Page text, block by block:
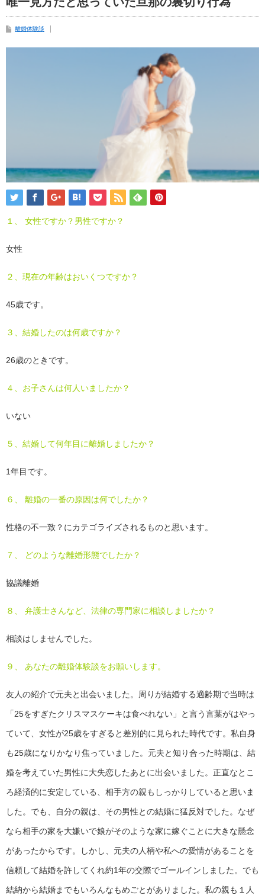
離婚体験談
１、 女性ですか？男性ですか？
女性
２、現在の年齢はおいくつですか？
45歳です。
３、結婚したのは何歳ですか？
26歳のときです。
４、お子さんは何人いましたか？
いない
５、結婚して何年目に離婚しましたか？
1年目です。
６、 離婚の一番の原因は何でしたか？
性格の不一致？にカテゴライズされるものと思います。
７、 どのような離婚形態でしたか？
協議離婚
８、 弁護士さんなど、法律の専門家に相談しましたか？
相談はしませんでした。
９、 あなたの離婚体験談をお願いします。
友人の紹介で元夫と出会いました。周りが結婚する適齢期で当時は
「25をすぎたクリスマスケーキは食べれない」と言う言葉がはやっ
ていて、女性が25歳をすぎると差別的に見られた時代です。私自身
も25歳になりかなり焦っていました。元夫と知り合った時期は、結
婚を考えていた男性に大失恋したあとに出会いました。正直なとこ
ろ経済的に安定している、相手方の親もしっかりしていると思いま
した。でも、自分の親は、その男性との結婚に猛反対でした。なぜ
なら相手の家を大嫌いで娘がそのような家に嫁ぐことに大きな懸念
があったからです。しかし、元夫の人柄や私への愛情があることを
信頼して結婚を許してくれ約1年の交際でゴールインしました。でも
結納から結婚までもいろんなもめごとがありました。私の親も１人